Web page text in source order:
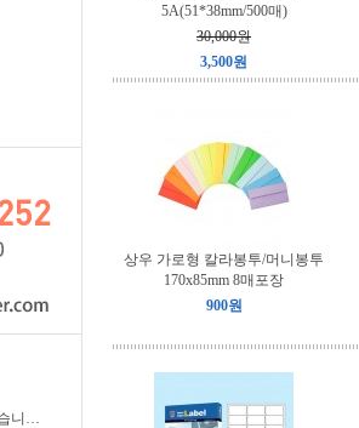
니…
5A(51*38mm/500매)
30,000원
3,500원
상우 가로형 칼라봉투/머니봉투
170x85mm 8매포장
900원